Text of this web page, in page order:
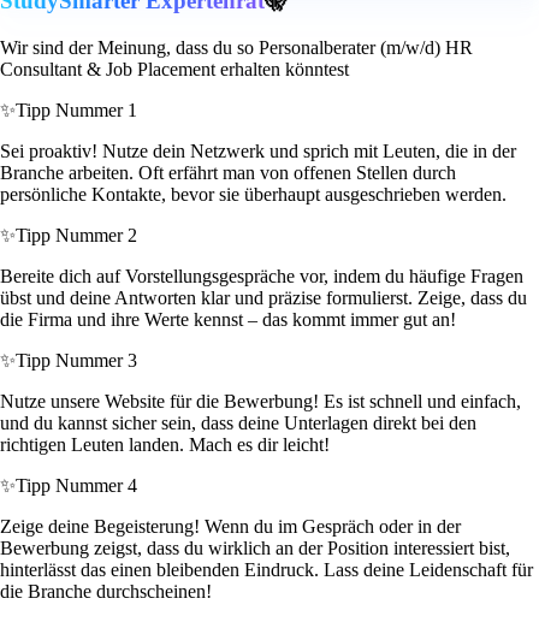
Wir sind der Meinung, dass du so Personalberater (m/w/d) HR
Consultant & Job Placement erhalten könntest
✨Tipp Nummer 1
Sei proaktiv! Nutze dein Netzwerk und sprich mit Leuten, die in der
Branche arbeiten. Oft erfährt man von offenen Stellen durch
persönliche Kontakte, bevor sie überhaupt ausgeschrieben werden.
✨Tipp Nummer 2
Bereite dich auf Vorstellungsgespräche vor, indem du häufige Fragen
übst und deine Antworten klar und präzise formulierst. Zeige, dass du
die Firma und ihre Werte kennst – das kommt immer gut an!
✨Tipp Nummer 3
Nutze unsere Website für die Bewerbung! Es ist schnell und einfach,
und du kannst sicher sein, dass deine Unterlagen direkt bei den
richtigen Leuten landen. Mach es dir leicht!
✨Tipp Nummer 4
Zeige deine Begeisterung! Wenn du im Gespräch oder in der
Bewerbung zeigst, dass du wirklich an der Position interessiert bist,
hinterlässt das einen bleibenden Eindruck. Lass deine Leidenschaft für
die Branche durchscheinen!